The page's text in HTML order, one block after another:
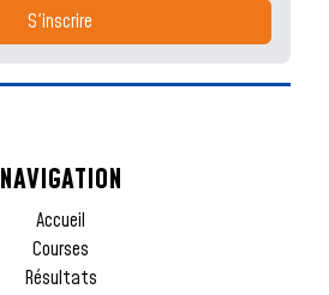
S'inscrire
NAVIGATION
Accueil
Courses
Résultats